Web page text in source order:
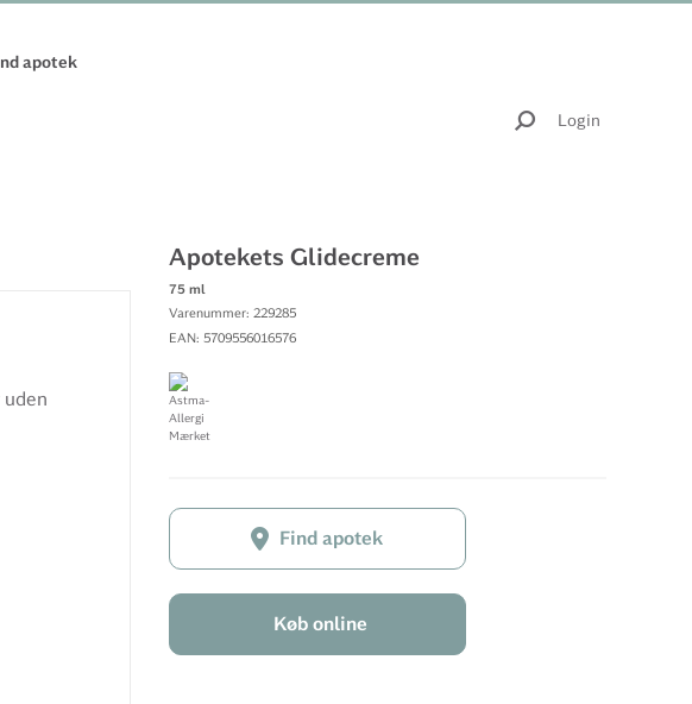
apotek
Login
Apotekets Glidecreme
75 ml
Varenummer: 229285
EAN: 5709556016576
Find apotek
Køb online